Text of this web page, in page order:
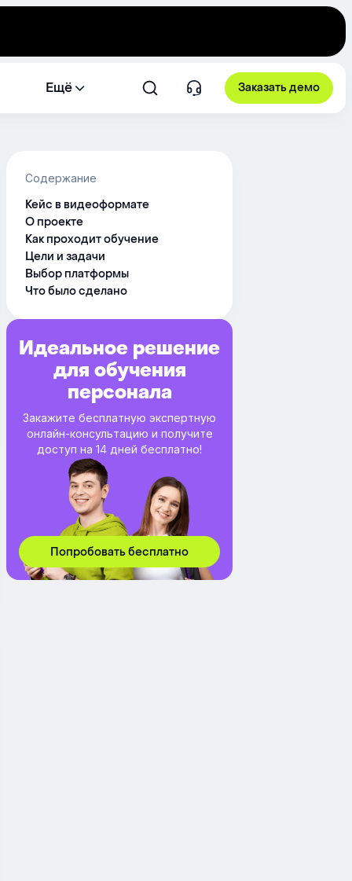
Ещё Заказать демо
Содержание
Кейс в видеоформате
О проекте
Как проходит обучение
Цели и задачи
Выбор платформы
Что было сделано
Идеальное решение
для обучения
персонала
Закажите бесплатную экспертную
онлайн-консультацию и получите
доступ на 14 дней бесплатно!
Попробовать бесплатно